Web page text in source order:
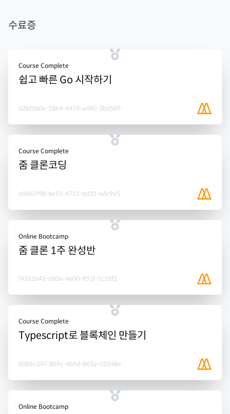
수료증
Course Complete
쉽고 빠른 Go 시작하기
d2bf360e-58e4-4474-a490-2bd589
Course Complete
줌 클론코딩
e06b7f98-be51-4751-bd35-bdc9e5
Online Bootcamp
줌 클론 1주 완성반
f4161b41-6b0a-4e00-951f-1c35f2
Course Complete
Typescript로 블록체인 만들기
0085c347-8b9c-4b5d-865a-05548e
Online Bootcamp